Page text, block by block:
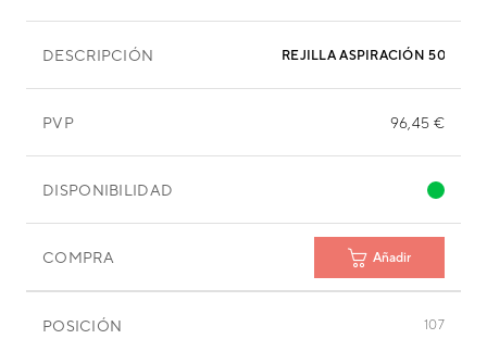
DESCRIPCIÓN REJILLA ASPIRACIÓN
PVP 96,45 €
DISPONIBILIDAD
COMPRA Añadir
POSICIÓN 107